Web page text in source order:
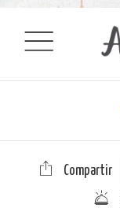
Compartir